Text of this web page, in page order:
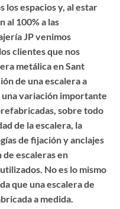
los espacios y, al estar
al 100% a las
JP venimos
clientes que nos
metálica en Sant
de una escalera a
variación importante
sobre todo
de la escalera, la
de fijación y anclajes
escaleras en
No es lo mismo
que unaescalera de
a medida